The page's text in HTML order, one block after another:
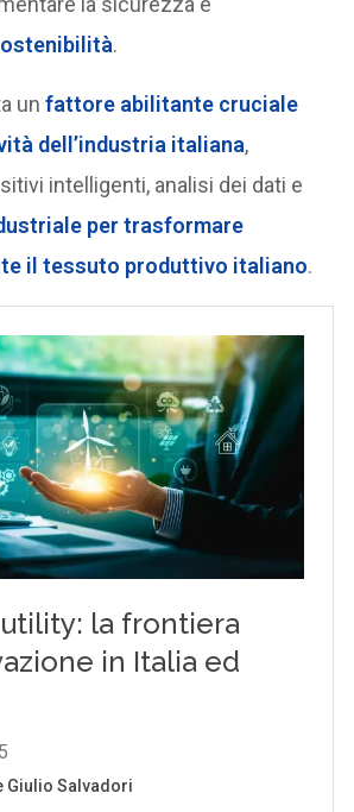
.
unfattore abilitante cruciale
dell’industria italiana,
intelligenti, analisi dei dati e
per trasformare
il tessuto produttivo italiano.